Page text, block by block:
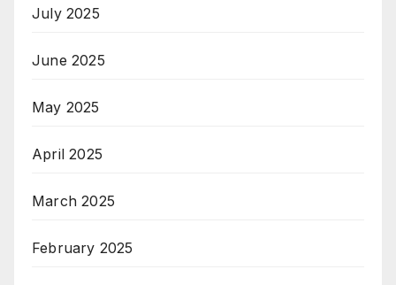
July 2025
June 2025
May 2025
April 2025
March 2025
February 2025